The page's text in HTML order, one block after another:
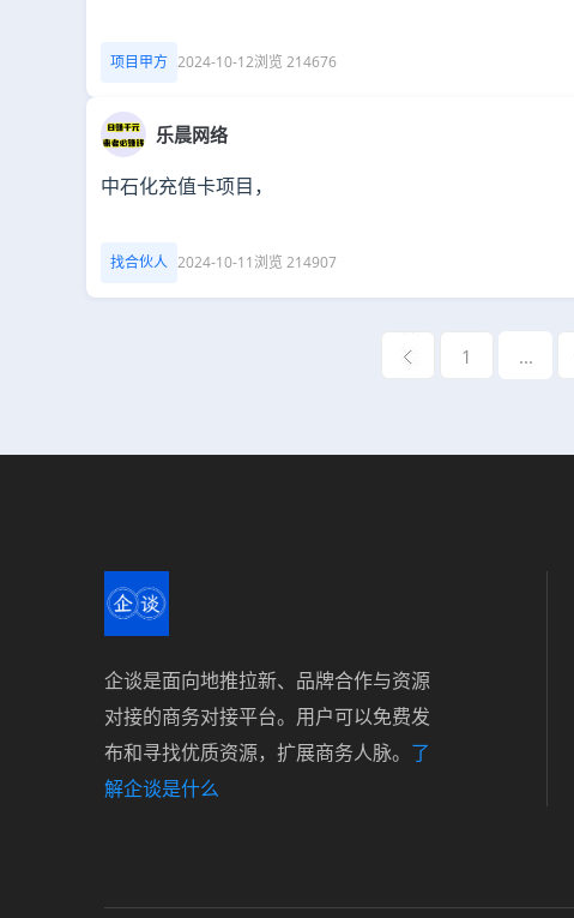
项目甲方 2024-10-12浏览 214676
乐晨网络
中石化充值卡项目，
找合伙人 2024-10-11 浏览 214907
1 ...
企谈是面向地推拉新、品牌合作与资源
对接的商务对接平台。用户可以免费发
布和寻找优质资源，扩展商务人脉。 了
解企谈是什么